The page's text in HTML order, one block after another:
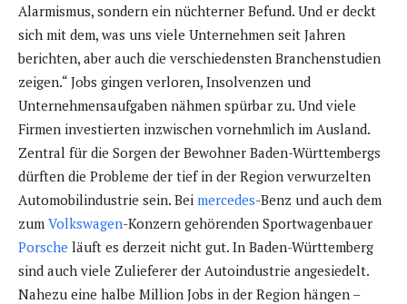
Alarmismus, sondern ein nüchterner Befund. Und er deckt
sich mit dem, was uns viele Unternehmen seit Jahren
berichten, aber auch die verschiedensten Branchenstudien
zeigen.“ Jobs gingen verloren, Insolvenzen und
Unternehmensaufgaben nähmen spürbar zu. Und viele
Firmen investierten inzwischen vornehmlich im Ausland.
Zentral für die Sorgen der Bewohner Baden-Württembergs
dürften die Probleme der tief in der Region verwurzelten
Automobilindustrie sein. Bei mercedes-Benz und auch dem
zum Volkswagen-Konzern gehörenden Sportwagenbauer
Porsche läuft es derzeit nicht gut. In Baden-Württemberg
sind auch viele Zulieferer der Autoindustrie angesiedelt.
Nahezu eine halbe Million Jobs in der Region hängen –